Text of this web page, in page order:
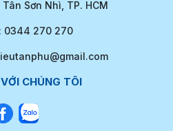
Sơn Nhì, TP. HCM
0344 270 270
CHÚNG TÔI